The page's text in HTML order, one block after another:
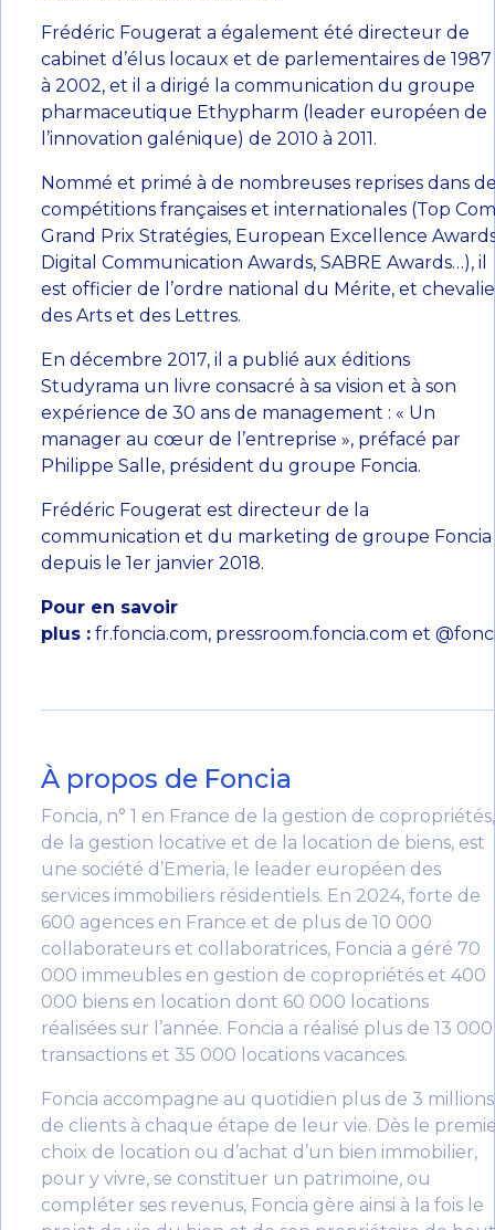
Frédéric Fougerat a également été directeur de
cabinet d’élus locaux et de parlementaires de 1987
à 2002, et il a dirigé la communication du groupe
pharmaceutique Ethypharm (leader européen de
l’innovation galénique) de 2010 à 2011.
Nommé et primé à de nombreuses reprises dans
compétitions françaises et internationales (Top
Grand Prix Stratégies, European Excellence
Digital Communication Awards, SABRE Awards…), il
est officier de l’ordre national du Mérite, et
des Arts et des Lettres.
En décembre 2017, il a publié aux éditions
Studyrama un livre consacré à sa vision et à son
expérience de 30 ans de management : « Un
manager au cœur de l’entreprise », préfacé par
Philippe Salle, président du groupe Foncia.
Frédéric Fougerat est directeur de la
communication et du marketing de groupe Foncia
depuis le 1er janvier 2018.
Pour en savoir
plus : fr.foncia.com, pressroom.foncia.com et
À propos de Foncia
Foncia, n° 1 en France de la gestion de copropriétés,
de la gestion locative et de la location de biens, est
une société d’Emeria, le leader européen des
services immobiliers résidentiels. En 2024, forte de
600 agences en France et de plus de 10 000
collaborateurs et collaboratrices, Foncia a géré 70
000 immeubles en gestion de copropriétés et 400
000 biens en location dont 60 000 locations
réalisées sur l’année. Foncia a réalisé plus de 13 000
transactions et 35 000 locations vacances.
Foncia accompagne au quotidien plus de 3 millions
de clients à chaque étape de leur vie. Dès le
choix de location ou d’achat d’un bien immobilier,
pour y vivre, se constituer un patrimoine, ou
compléter ses revenus, Foncia gère ainsi à la fois le